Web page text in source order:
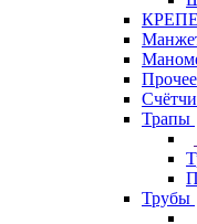
Прочее
Трапы
Трубы